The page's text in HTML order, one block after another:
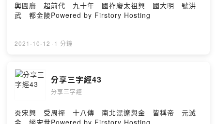
輿圖廣 超前代 九十年 國祚廢太祖興 國大明 號洪
武 都金陵Powered by Firstory Hosting
2021-10-12 · 1 分鐘
分享三字經43
分享三字經
炎宋興 受周禪 十八傳 南北混遼與金 皆稱帝 元滅
金 絕宋世Powered by Firstory Hosting